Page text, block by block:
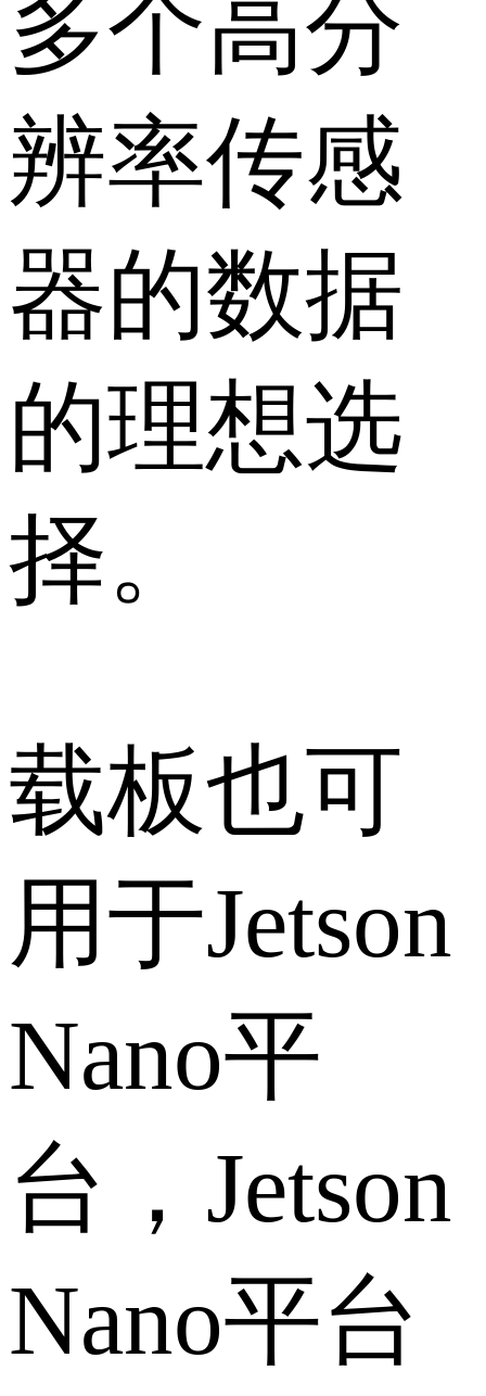
多个高分
辨率传感
器的数据
的理想选
择。
载板也可
用于Jetson
Nano平
台，Jetson
Nano平台